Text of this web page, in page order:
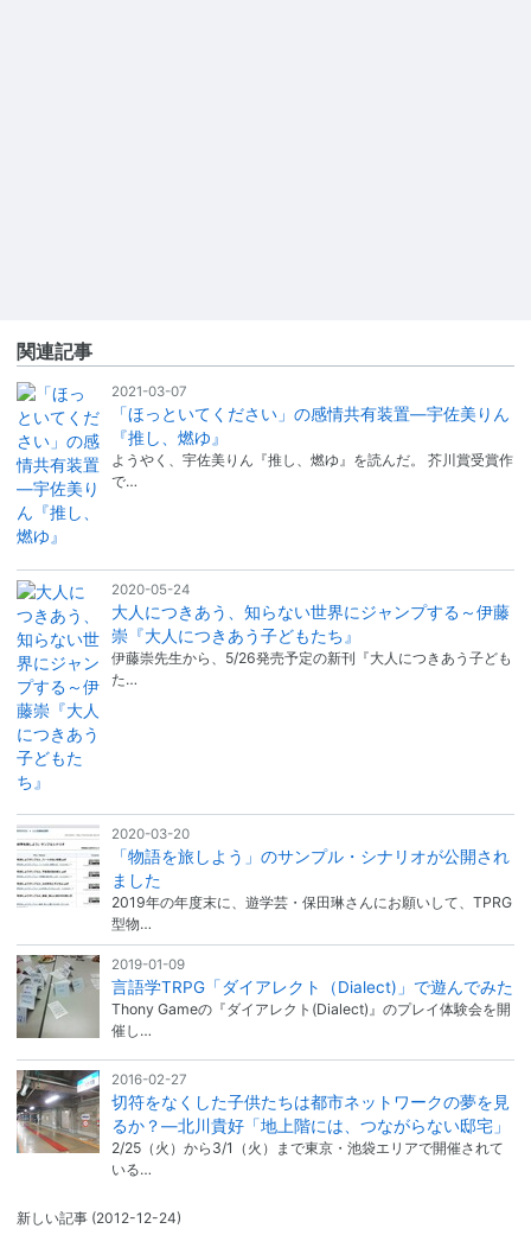
関連記事
2021-03-07
「ほっといてください」の感情共有装置―宇佐美りん
『推し、燃ゆ』
ようやく、宇佐美りん『推し、燃ゆ』を読んだ。 芥川賞受賞作
で…
2020-05-24
大人につきあう、知らない世界にジャンプする～伊藤
崇『大人につきあう子どもたち』
伊藤崇先生から、5/26発売予定の新刊『大人につきあう子ども
た…
2020-03-20
「物語を旅しよう」のサンプル・シナリオが公開され
ました
2019年の年度末に、遊学芸・保田琳さんにお願いして、TPRG
型物…
2019-01-09
言語学TRPG「ダイアレクト（Dialect)」で遊んでみた
Thony Gameの『ダイアレクト(Dialect)』のプレイ体験会を開
催し…
2016-02-27
切符をなくした子供たちは都市ネットワークの夢を見
るか？―北川貴好「地上階には、つながらない邸宅」
2/25（火）から3/1（火）まで東京・池袋エリアで開催されて
いる…
新しい記事 (2012-12-24)